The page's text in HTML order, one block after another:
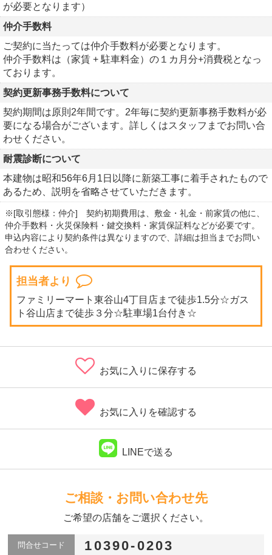
が必要となります）
仲介手数料
ご契約に当たっては仲介手数料が必要となります。
仲介手数料は（家賃 + 駐車料金）の１カ月分+消費税となっ
ております。
契約更新事務手数料について
契約期間は原則2年間です。2年毎に契約更新事務手数料が必
要になる場合がございます。詳しくはスタッフまでお問い合
わせください。
耐震診断について
本建物は昭和56年6月1日以降に新築工事に着手されたもので
あるため、説明を省略させていただきます。
※[取引態様：仲介] 契約初期費用は、敷金・礼金・前家賃の他に、
仲介手数料・火災保険料・鍵交換料・家賃保証料などが必要です。
申込内容により契約条件は異なりますので、詳細は担当までお問い
合わせください。
担当者より
ファミリーマート東谷山4丁目店まで徒歩1.5分☆ガス
ト谷山店まで徒歩３分☆駐車場1台付き☆
お気に入りに保存する
お気に入りを確認する
LINEで送る
ご相談・お問い合わせ先
ご希望の店舗をご選択ください。
問合せコード 10390-0203